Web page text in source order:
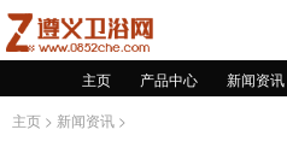
主页 产品中心 新闻资讯
主页 > 新闻资讯 >